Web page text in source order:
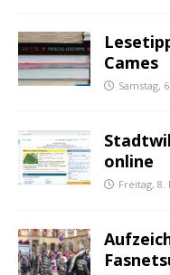
Cames
Samstag,
online
Freitag, 8.